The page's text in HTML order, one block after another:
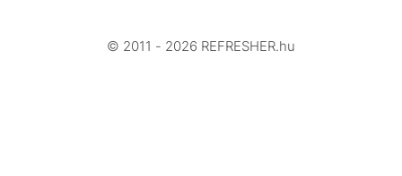
Videó
© 2011 - 2026 REFRESHER.hu